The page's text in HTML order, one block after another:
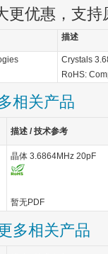
更优惠，支持
描述
Crystals
RoHS:
相关产品
描述 / 技术参考
晶体 3.6864MHz 20pF
暂无PDF
多相关产品